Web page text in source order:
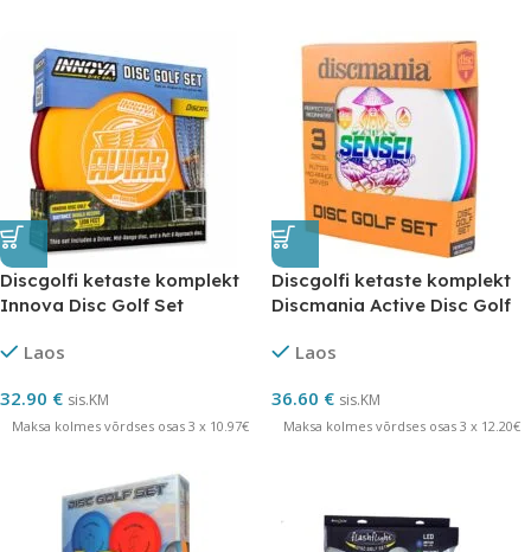
Discgolfi ketaste komplekt
Innova Disc Golf Set
Laos
32.90 € sis.KM
Maksa kolmes võrdses osas 3 x 10.97€
Discgolfi ketaste komplekt
Discmania Active Disc Golf
Laos
36.60 € sis.KM
Maksa kolmes võrdses osas 3 x 12.20€